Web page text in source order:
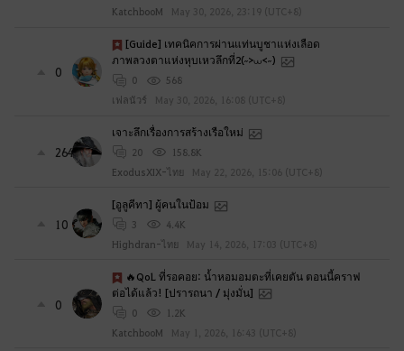
KatchbooM
May 30, 2026, 23:19 (UTC+8)
0
[Guide] เทคนิคการผ่านแท่นบูชาแห่งเลือด
ภาพลวงตาแห่งหุบเหวลึกที่2(˶>⩊<˶)
0
568
เฟลนัวร์
May 30, 2026, 16:08 (UTC+8)
264
เจาะลึกเรื่องการสร้างเรือใหม่
20
158.8K
ExodusXIX-ไทย
May 22, 2026, 15:06 (UTC+8)
10
[อูลูคีทา] ผู้คนในป้อม
3
4.4K
Highdran-ไทย
May 14, 2026, 17:03 (UTC+8)
0
🔥QoL ที่รอคอย: น้ำหอมอมตะที่เคยตัน ตอนนี้คราฟ
ต่อได้แล้ว! [ปรารถนา / มุ่งมั่น]
0
1.2K
KatchbooM
May 1, 2026, 16:43 (UTC+8)